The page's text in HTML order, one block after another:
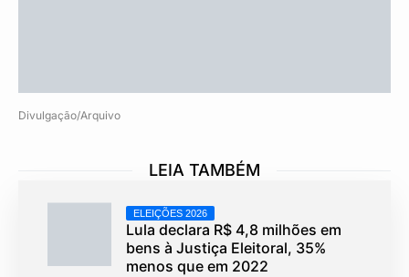
Divulgação/Arquivo
LEIA TAMBÉM
ELEIÇÕES 2026
Lula declara R$ 4,8 milhões em
bens à Justiça Eleitoral, 35%
menos que em 2022